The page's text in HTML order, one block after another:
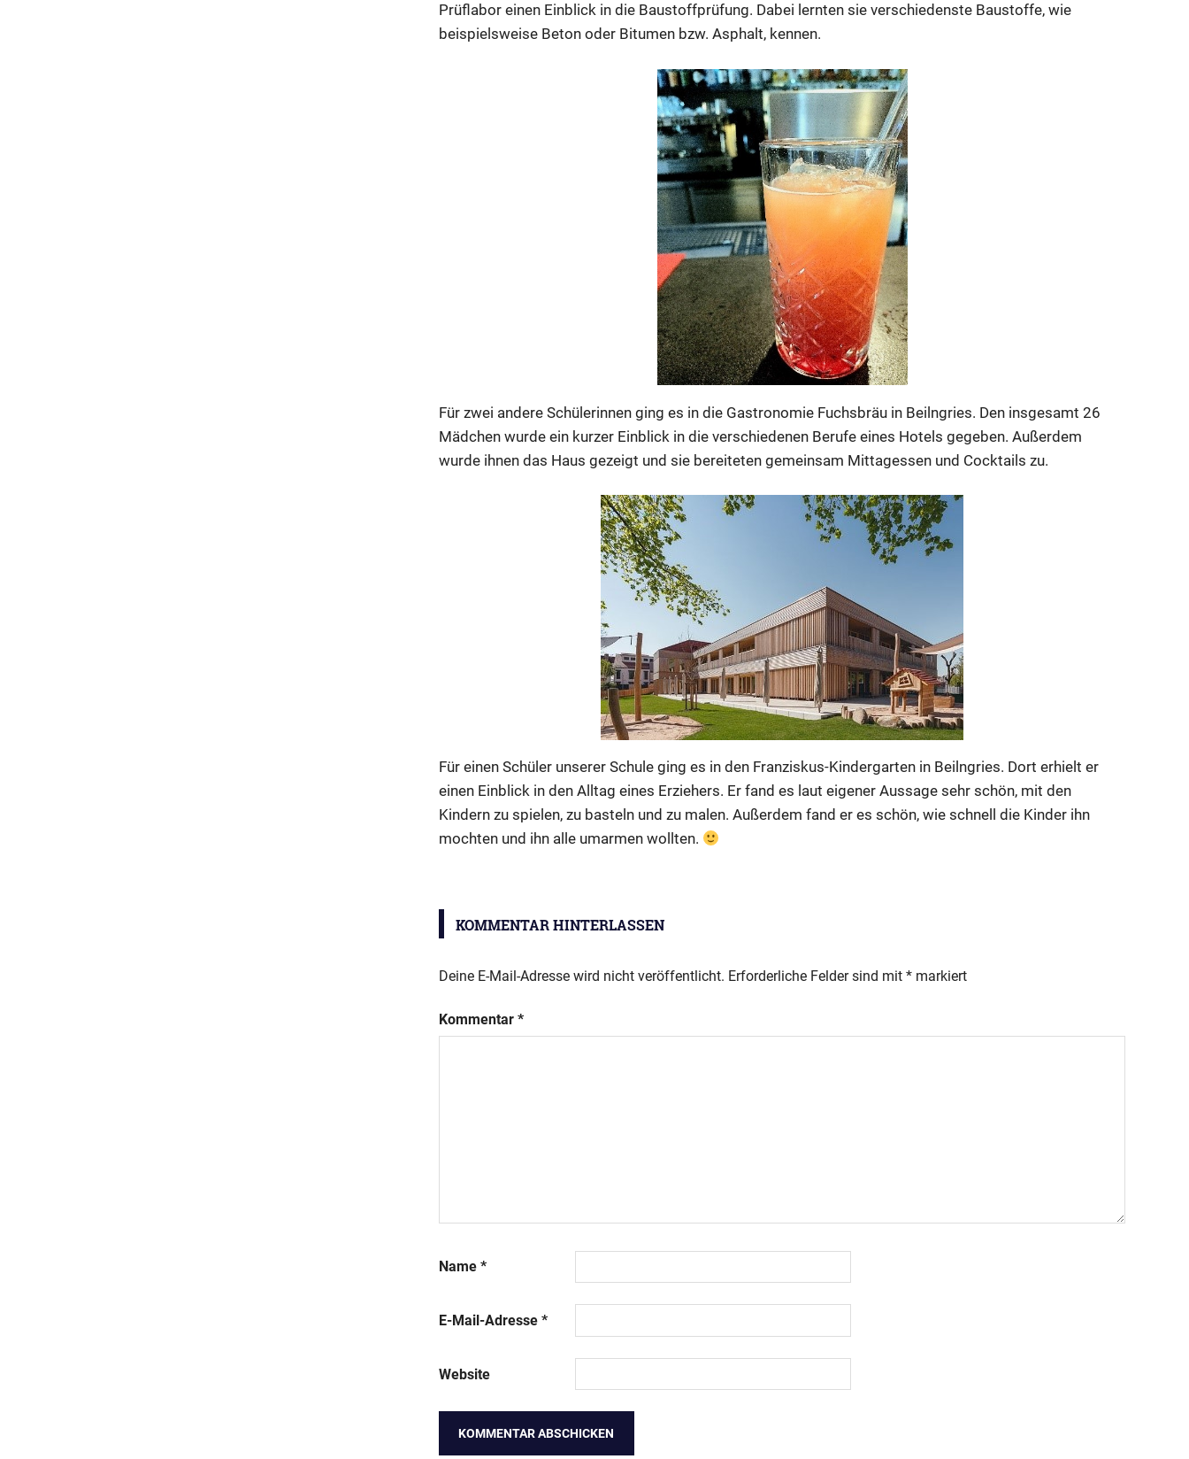
Prüflabor einen Einblick in die Baustoffprüfung. Dabei lernten sie verschiedenste Baustoffe, wie
beispielsweise Beton oder Bitumen bzw. Asphalt, kennen.
Für zwei andere Schülerinnen ging es in die Gastronomie Fuchsbräu in Beilngries. Den insgesamt 26
Mädchen wurde ein kurzer Einblick in die verschiedenen Berufe eines Hotels gegeben. Außerdem
wurde ihnen das Haus gezeigt und sie bereiteten gemeinsam Mittagessen und Cocktails zu.
Für einen Schüler unserer Schule ging es in den Franziskus-Kindergarten in Beilngries. Dort erhielt er
einen Einblick in den Alltag eines Erziehers. Er fand es laut eigener Aussage sehr schön, mit den
Kindern zu spielen, zu basteln und zu malen. Außerdem fand er es schön, wie schnell die Kinder ihn
mochten und ihn alle umarmen wollten.
and
Day
KOMMENTAR HINTERLASSEN
Deine E-Mail-Adresse wird nicht veröffentlicht. Erforderliche Felder sind mit * markiert
Kommentar *
Name *
E-Mail-Adresse *
Website